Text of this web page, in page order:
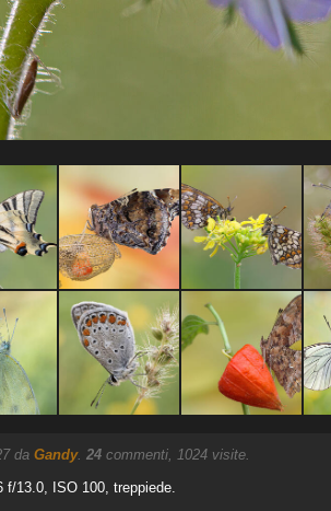
da Gandy. 24commenti, 1024 visite.
f/13.0, ISO 100, treppiede.